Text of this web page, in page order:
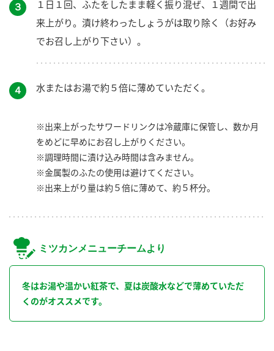
３
１日１回、ふたをしたまま軽く振り混ぜ、１週間で出
来上がり。漬け終わったしょうがは取り除く（お好み
でお召し上がり下さい）。
４ 水またはお湯で約５倍に薄めていただく。
※出来上がったサワードリンクは冷蔵庫に保管し、数か月
をめどに早めにお召し上がりください。
※調理時間に漬け込み時間は含みません。
※金属製のふたの使用は避けてください。
※出来上がり量は約５倍に薄めて、約５杯分。
ミツカンメニューチームより
冬はお湯や温かい紅茶で、夏は炭酸水などで薄めていただ
くのがオススメです。